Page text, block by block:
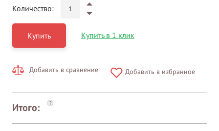
Количество:
Купить Купить в 1 клик
Добавить в сравнение Добавить в избранное
Итого: ?